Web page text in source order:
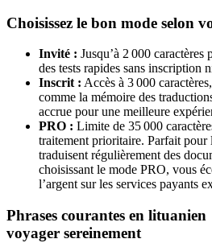
Choisissez le bon mode selon
Invité : Jusqu’à 2 000
des tests rapides sans inscription
Inscrit : Accès à 3 000
comme la mémoire des
accrue pour une meilleure
PRO : Limite de 35 000
traitement prioritaire. Parfait pour
traduisent régulièrement des
choisissant le mode PRO, vous
l’argent sur les services payants
Phrases courantes en
voyager sereinement